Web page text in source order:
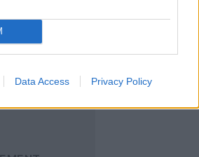
Data Access Privacy Policy
άμεσα
όλα τα νέα άρθρα!